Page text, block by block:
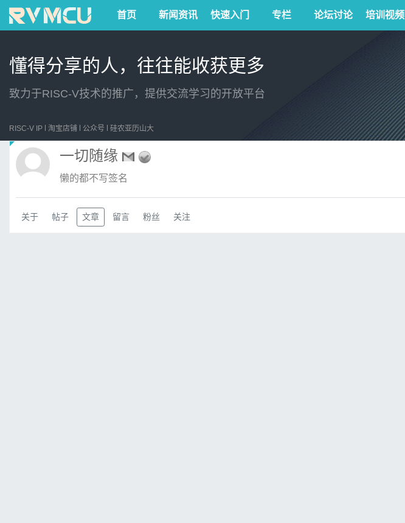
首页 新闻资讯 快速入门 专栏 论坛讨论 培训视频
懂得分享的人，往往能收获更多
致力于RISC-V技术的推广，提供交流学习的开放平台
RISC-V IP 淘宝店铺 公众号 硅农亚历山大
一切随缘
懒的都不写签名
关于 帖子 文章 留言 粉丝 关注